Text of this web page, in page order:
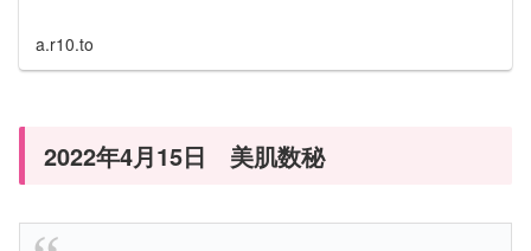
a.r10.to
2022年4月15日 美肌数秘